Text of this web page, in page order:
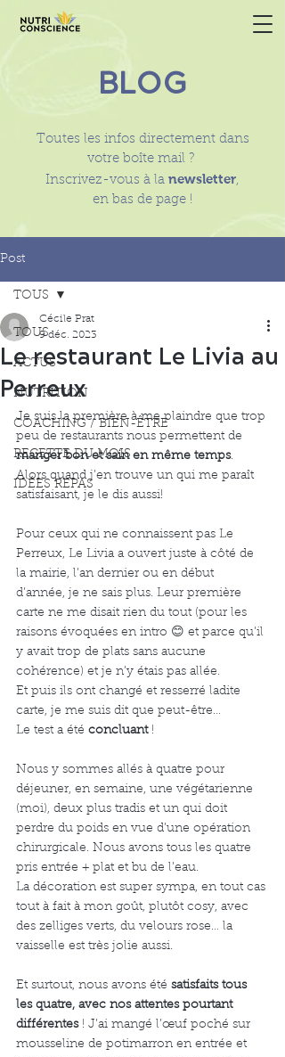
BLOG
Toutes les infos directement dans
votre boîte mail ?
Inscrivez-vous à la newsletter,
en bas de page !
Post
TOUS
ACTUS
NUTRITION
COACHING / BIEN-ÊTRE
RECETTE DU MOIS
IDÉES REPAS
TOUS
Le restaurant Le Livia au
Perreux
Cécile Prat
9 déc. 2023
Je suis la première à me plaindre que trop
peu de restaurants nous permettent de
manger bon et sain en même temps.
Alors quand j’en trouve un qui me paraît
satisfaisant, je le dis aussi!
Pour ceux qui ne connaissent pas Le
Perreux, Le Livia a ouvert juste à côté de
la mairie, l’an dernier ou en début
d’année, je ne sais plus. Leur première
carte ne me disait rien du tout (pour les
raisons évoquées en intro 😊 et parce qu’il
y avait trop de plats sans aucune
cohérence) et je n’y étais pas allée.
Et puis ils ont changé et resserré ladite
carte, je me suis dit que peut-être…
Le test a été concluant !
Nous y sommes allés à quatre pour
déjeuner, en semaine, une végétarienne
(moi), deux plus tradis et un qui doit
perdre du poids en vue d’une opération
chirurgicale. Nous avons tous les quatre
pris entrée + plat et bu de l’eau.
La décoration est super sympa, en tout cas
tout à fait à mon goût, plutôt cosy, avec
des zelliges verts, du velours rose… la
vaisselle est très jolie aussi.
Et surtout, nous avons été satisfaits tous
les quatre, avec nos attentes pourtant
différentes ! J’ai mangé l’œuf poché sur
mousseline de potimarron en entrée et